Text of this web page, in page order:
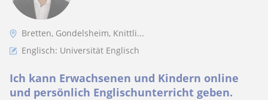
Bretten, Gondelsheim, Knittli...
Englisch: Universität Englisch
Ich kann Erwachsenen und Kindern online
und persönlich Englischunterricht geben.